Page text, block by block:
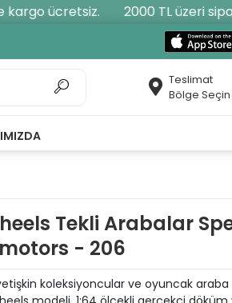
ücretsiz. 2000 TL üzeri
Teslimat
Bölge Seçin
Tekli Arabalar
- 206
koleksiyoncular ve oyuncak